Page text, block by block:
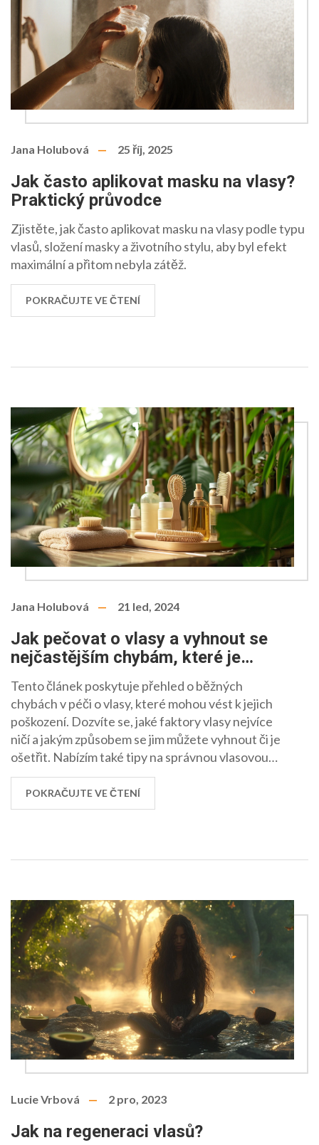
Jana Holubová 25 říj, 2025
Jak často aplikovat masku na vlasy?
Praktický průvodce
Zjistěte, jak často aplikovat masku na vlasy podle typu
vlasů, složení masky a životního stylu, aby byl efekt
maximální a přitom nebyla zátěž.
POKRAČUJTE VE ČTENÍ
Jana Holubová 21 led, 2024
Jak pečovat o vlasy a vyhnout se
nejčastějším chybám, které je
poškozují
Tento článek poskytuje přehled o běžných
chybách v péči o vlasy, které mohou vést k jejich
poškození. Dozvíte se, jaké faktory vlasy nejvíce
ničí a jakým způsobem se jim můžete vyhnout či je
ošetřit. Nabízím také tipy na správnou vlasovou
rutinu, aby vaše hříva zůstala silná a zdravá.
POKRAČUJTE VE ČTENÍ
Lucie Vrbová 2 pro, 2023
Jak na regeneraci vlasů?